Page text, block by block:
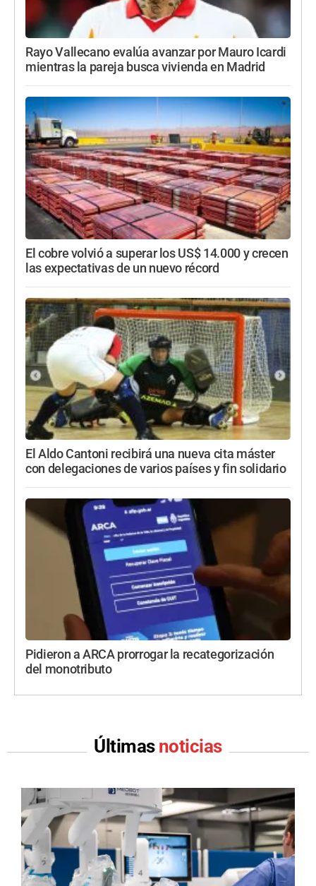
Rayo Vallecano evalúa avanzar por Mauro Icardi
mientras la pareja busca vivienda en Madrid
El cobre volvió a superar los US$ 14.000 y crecen
las expectativas de un nuevo récord
El Aldo Cantoni recibirá una nueva cita máster
con delegaciones de varios países y fin solidario
Pidieron a ARCA prorrogar la recategorización
del monotributo
Últimas noticias